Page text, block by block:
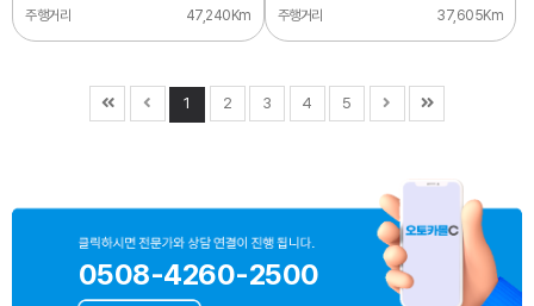
주행거리
47,240Km
주행거리
37,605Km
1 2 3 4 5
0508-4260-2500